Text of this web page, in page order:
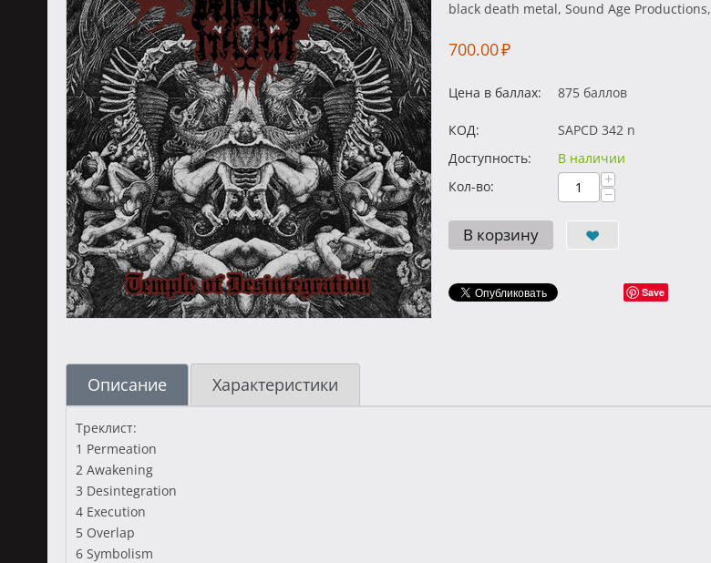
black death metal, Sound Age Productions,
700.00₽
Цена в баллах: 875 баллов
КОД:
SAPCD 342 n
Доступность:
В наличии
Кол-во:
+
−
В корзину
Save
Описание Характеристики
Треклист:
1 Permeation
2 Awakening
3 Desintegration
4 Execution
5 Overlap
6 Symbolism